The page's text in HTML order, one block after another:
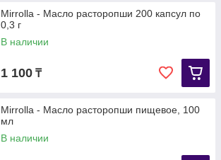
Mirrolla - Масло расторопши 200 капсул по
0,3 г
В наличии
1 100 ₸
Mirrolla - Масло расторопши пищевое, 100
мл
В наличии